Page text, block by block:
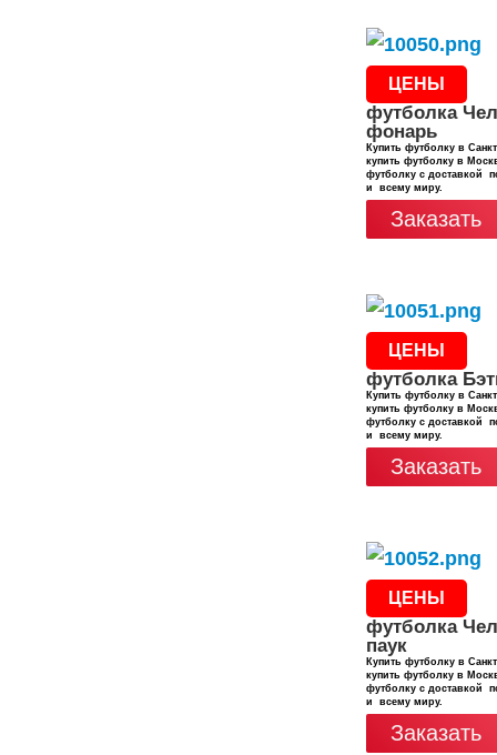
ЦЕНЫ
футболка
фонарь
Купить футболку в
купить футболку в
футболку с доставкой
и всему миру.
Заказать
ЦЕНЫ
футболка
Купить футболку в
купить футболку в
футболку с доставкой
и всему миру.
Заказать
ЦЕНЫ
футболка
паук
Купить футболку в
купить футболку в
футболку с доставкой
и всему миру.
Заказать